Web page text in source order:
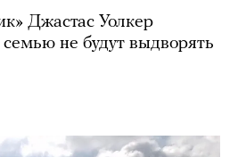
Джастас Уолкер
семью не будут выдворять